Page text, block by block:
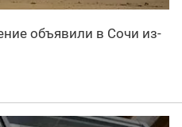
объявили в Сочи из-